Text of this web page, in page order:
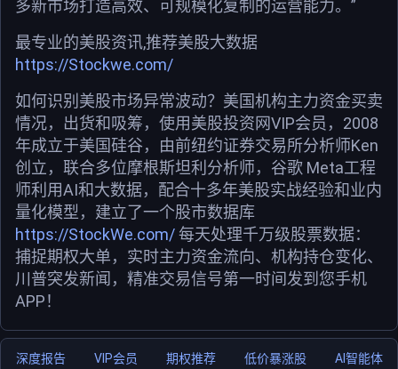
多新市场打造高效、可规模化复制的运营能力。”
最专业的美股资讯,推荐美股大数据
https://Stockwe.com/
如何识别美股市场异常波动？美国机构主力资金买卖
情况，出货和吸筹，使用美股投资网VIP会员，2008
年成立于美国硅谷，由前纽约证券交易所分析师Ken
创立，联合多位摩根斯坦利分析师，谷歌 Meta工程
师利用AI和大数据，配合十多年美股实战经验和业内
量化模型，建立了一个股市数据库
https://StockWe.com/每天处理千万级股票数据：
捕捉期权大单，实时主力资金流向、机构持仓变化、
川普突发新闻，精准交易信号第一时间发到您手机
APP！
深度报告 VIP会员 期权推荐 低价暴涨股 AI智能体